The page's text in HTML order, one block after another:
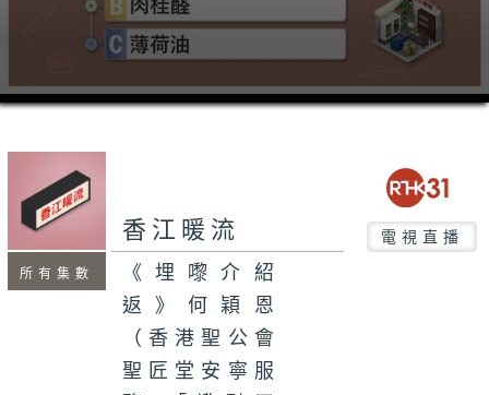
0
seconds
seconds
所有集數
香江暖流 電視直播
《埋嚟介紹
返》何穎恩
（香港聖公會
聖匠堂安寧服